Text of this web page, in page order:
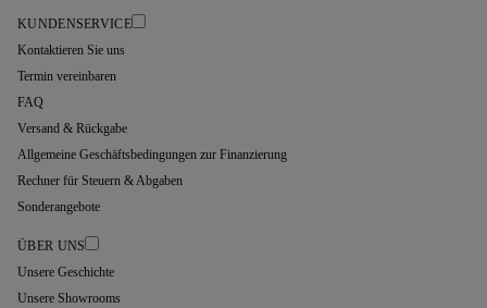
KUNDENSERVICE
Kontaktieren Sie uns
Termin vereinbaren
FAQ
Versand & Rückgabe
Allgemeine Geschäftsbedingungen zur Finanzierung
Rechner für Steuern & Abgaben
Sonderangebote
ÜBER UNS
Unsere Geschichte
Unsere Showrooms